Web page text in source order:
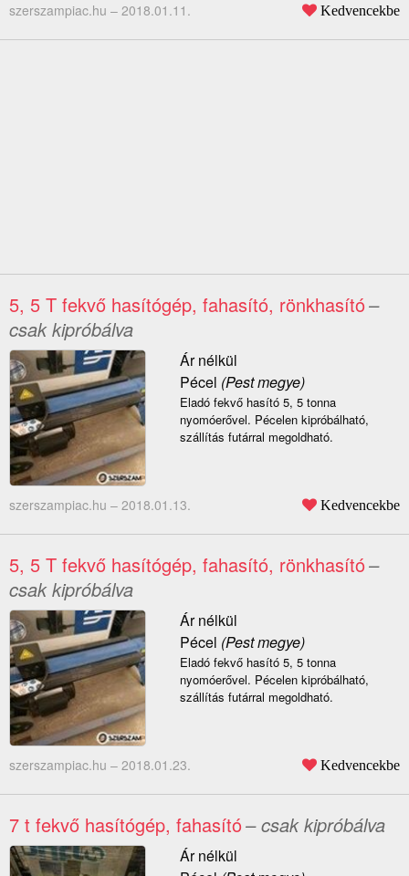
szerszampiac.hu – 2018.01.11. Kedvencekbe
5, 5 T fekvő hasítógép, fahasító, rönkhasító–
csak kipróbálva
Ár nélkül
Pécel (Pest megye)
Eladó fekvő hasító 5, 5 tonna
nyomóerővel. Pécelen kipróbálható,
szállítás futárral megoldható.
szerszampiac.hu – 2018.01.13. Kedvencekbe
5, 5 T fekvő hasítógép, fahasító, rönkhasító–
csak kipróbálva
Ár nélkül
Pécel (Pest megye)
Eladó fekvő hasító 5, 5 tonna
nyomóerővel. Pécelen kipróbálható,
szállítás futárral megoldható.
szerszampiac.hu – 2018.01.23. Kedvencekbe
7 t fekvő hasítógép, fahasító– csak kipróbálva
Ár nélkül